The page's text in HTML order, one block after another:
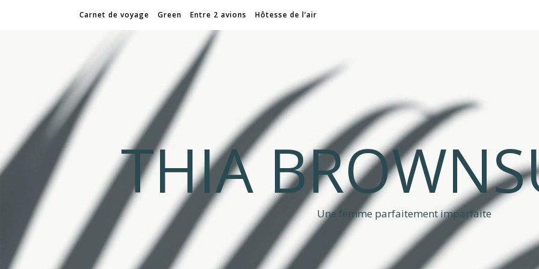
Carnet de voyage Green Entre 2 avions Hôtesse de l’air
THIA
Une femme parfaitement imparfaite